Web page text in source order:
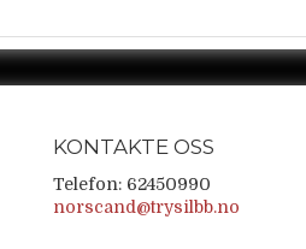
KONTAKTE OSS
Telefon: 62450990
norscand@trysilbb.no